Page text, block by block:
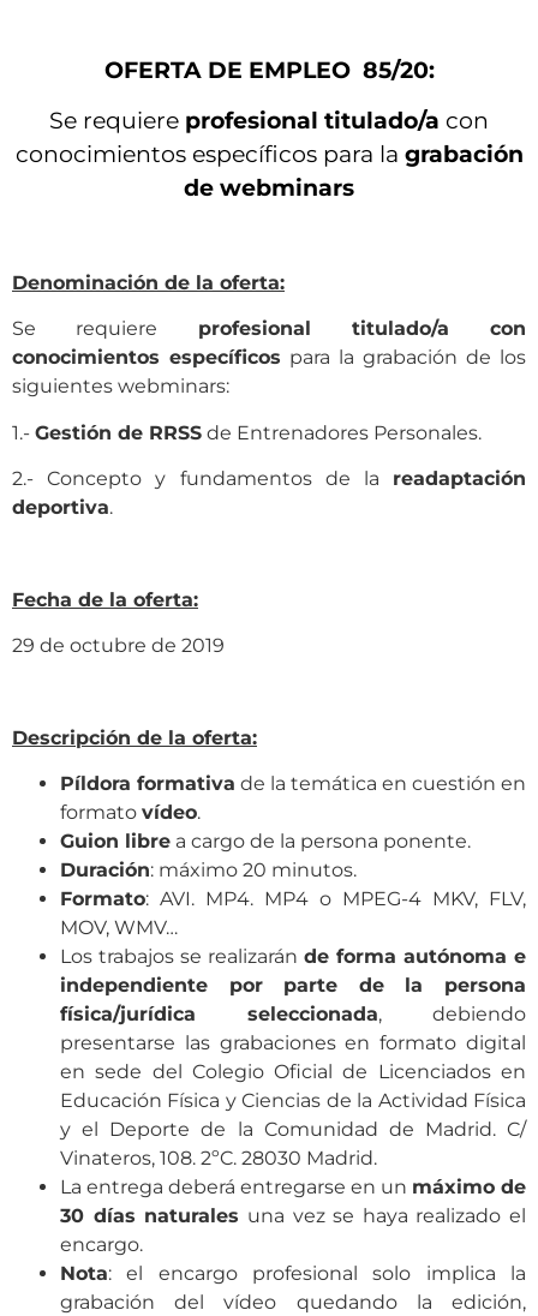
OFERTA DE EMPLEO 85/20:
Se requiere profesional titulado/a con
conocimientos específicos para la grabación
de webminars
Denominación de la oferta:
Se requiere profesional titulado/a con
conocimientos específicos para la grabación de los
siguientes webminars:
1.- Gestión de RRSS de Entrenadores Personales.
2.- Concepto y fundamentos de la readaptación
deportiva.
Fecha de la oferta:
29 de octubre de 2019
Descripción de la oferta:
Píldora formativa de la temática en cuestión en
formato vídeo.
Guion libre a cargo de la persona ponente.
Duración: máximo 20 minutos.
Formato: AVI. MP4. MP4 o MPEG-4 MKV, FLV,
MOV, WMV…
Los trabajos se realizarán de forma autónoma e
independiente por parte de la persona
física/jurídica seleccionada, debiendo
presentarse las grabaciones en formato digital
en sede del Colegio Oficial de Licenciados en
Educación Física y Ciencias de la Actividad Física
y el Deporte de la Comunidad de Madrid. C/
Vinateros, 108. 2ºC. 28030 Madrid.
La entrega deberá entregarse en un máximo de
30 días naturales una vez se haya realizado el
encargo.
Nota: el encargo profesional solo implica la
grabación del vídeo quedando la edición,